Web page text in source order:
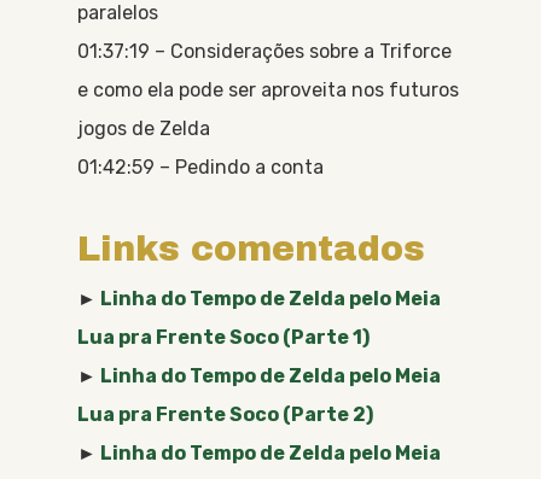
paralelos
01:37:19 – Considerações sobre a Triforce
e como ela pode ser aproveita nos futuros
jogos de Zelda
01:42:59 – Pedindo a conta
Links comentados
► Linha do Tempo de Zelda pelo Meia
Lua pra Frente Soco (Parte 1)
► Linha do Tempo de Zelda pelo Meia
Lua pra Frente Soco (Parte 2)
► Linha do Tempo de Zelda pelo Meia